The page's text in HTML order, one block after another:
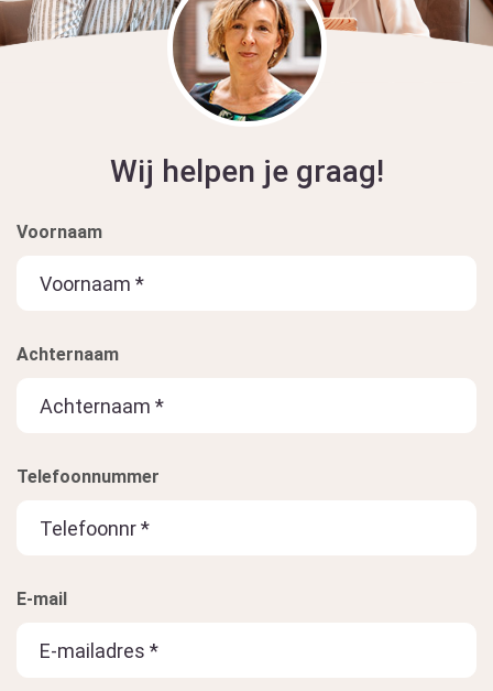
Wij helpen je graag!
Voornaam
Achternaam
Telefoonnummer
E-mail